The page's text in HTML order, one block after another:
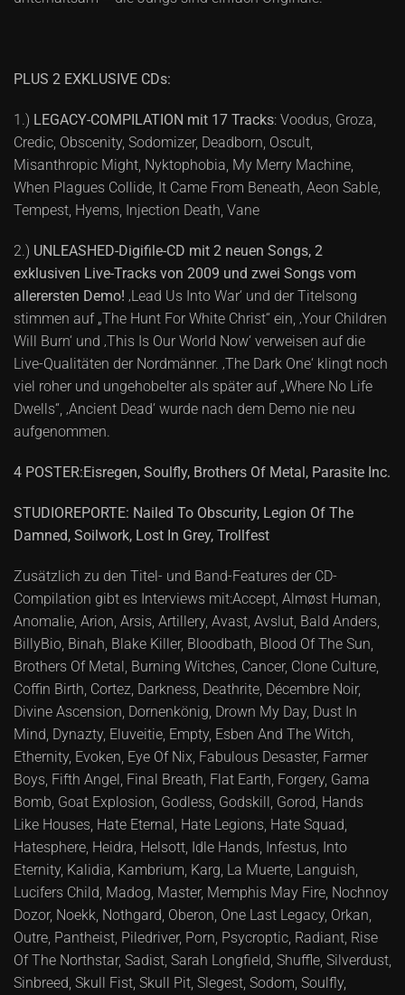
PLUS 2 EXKLUSIVE CDs:
1.) LEGACY-COMPILATION mit 17 Tracks: Voodus, Groza,
Credic, Obscenity, Sodomizer, Deadborn, Oscult,
Misanthropic Might, Nyktophobia, My Merry Machine,
When Plagues Collide, It Came From Beneath, Aeon Sable,
Tempest, Hyems, Injection Death, Vane
2.) UNLEASHED-Digifile-CD mit 2 neuen Songs, 2
exklusiven Live-Tracks von 2009 und zwei Songs vom
allerersten Demo! ‚Lead Us Into War‘ und der Titelsong
stimmen auf „The Hunt For White Christ“ ein, ‚Your Children
Will Burn‘ und ‚This Is Our World Now‘ verweisen auf die
Live-Qualitäten der Nordmänner. ‚The Dark One‘ klingt noch
viel roher und ungehobelter als später auf „Where No Life
Dwells“, ‚Ancient Dead‘ wurde nach dem Demo nie neu
aufgenommen.
4 POSTER:Eisregen, Soulfly, Brothers Of Metal, Parasite Inc.
STUDIOREPORTE: Nailed To Obscurity, Legion Of The
Damned, Soilwork, Lost In Grey, Trollfest
Zusätzlich zu den Titel- und Band-Features der CD-
Compilation gibt es Interviews mit:Accept, Almøst Human,
Anomalie, Arion, Arsis, Artillery, Avast, Avslut, Bald Anders,
BillyBio, Binah, Blake Killer, Bloodbath, Blood Of The Sun,
Brothers Of Metal, Burning Witches, Cancer, Clone Culture,
Coffin Birth, Cortez, Darkness, Deathrite, Décembre Noir,
Divine Ascension, Dornenkönig, Drown My Day, Dust In
Mind, Dynazty, Eluveitie, Empty, Esben And The Witch,
Ethernity, Evoken, Eye Of Nix, Fabulous Desaster, Farmer
Boys, Fifth Angel, Final Breath, Flat Earth, Forgery, Gama
Bomb, Goat Explosion, Godless, Godskill, Gorod, Hands
Like Houses, Hate Eternal, Hate Legions, Hate Squad,
Hatesphere, Heidra, Helsott, Idle Hands, Infestus, Into
Eternity, Kalidia, Kambrium, Karg, La Muerte, Languish,
Lucifers Child, Madog, Master, Memphis May Fire, Nochnoy
Dozor, Noekk, Nothgard, Oberon, One Last Legacy, Orkan,
Outre, Pantheist, Piledriver, Porn, Psycroptic, Radiant, Rise
Of The Northstar, Sadist, Sarah Longfield, Shuffle, Silverdust,
Sinbreed, Skull Fist, Skull Pit, Slegest, Sodom, Soulfly,